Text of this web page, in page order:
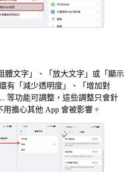
體文字」、「放大文字」或「顯示
有「減少透明度」、「增加對
等功能可調整，這些調整只會針
擔心其他 App 會被影響。